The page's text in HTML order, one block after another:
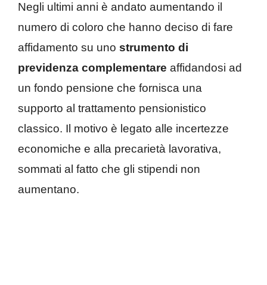
Negli ultimi anni è andato aumentando il
numero di coloro che hanno deciso di fare
affidamento su uno strumento di
previdenza complementare affidandosi ad
un fondo pensione che fornisca una
supporto al trattamento pensionistico
classico. Il motivo è legato alle incertezze
economiche e alla precarietà lavorativa,
sommati al fatto che gli stipendi non
aumentano.